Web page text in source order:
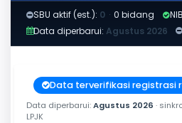
SBU aktif (est.): 0 · 0 bidang
Data diperbarui: Agustus 2026
Data terverifikasi registrasi
Data diperbarui:Agustus 2026 ·
LPJK